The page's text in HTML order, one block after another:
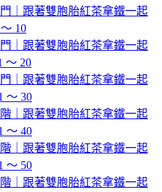
｜跟著雙胞胎紅茶拿鐵一起
10
｜跟著雙胞胎紅茶拿鐵一起
～ 20
｜跟著雙胞胎紅茶拿鐵一起
～ 30
｜跟著雙胞胎紅茶拿鐵一起
～ 40
｜跟著雙胞胎紅茶拿鐵一起
～ 50
｜跟著雙胞胎紅茶拿鐵一起